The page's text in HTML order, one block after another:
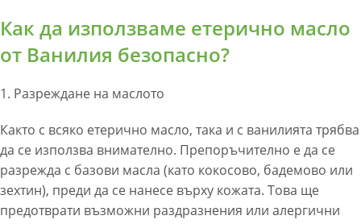
Как да използваме етерично масло
от Ванилия безопасно?
1. Разреждане на маслото
Както с всяко етерично масло, така и с ванилията трябва
да се използва внимателно. Препоръчително е да се
разрежда с базови масла (като кокосово, бадемово или
зехтин), преди да се нанесе върху кожата. Това ще
предотврати възможни раздразнения или алергични